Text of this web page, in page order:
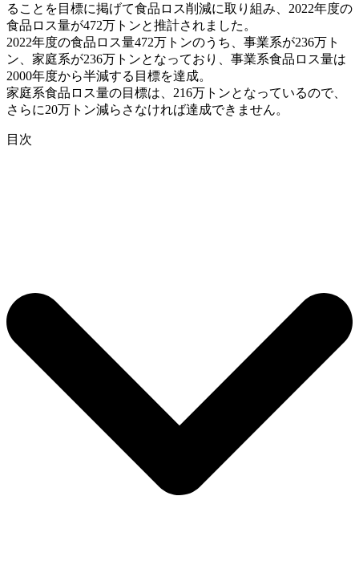
ることを目標に掲げて食品ロス削減に取り組み、2022年度の
食品ロス量が472万トンと推計されました。
2022年度の食品ロス量472万トンのうち、事業系が236万ト
ン、家庭系が236万トンとなっており、事業系食品ロス量は
2000年度から半減する目標を達成。
家庭系食品ロス量の目標は、216万トンとなっているので、
さらに20万トン減らさなければ達成できません。
目次